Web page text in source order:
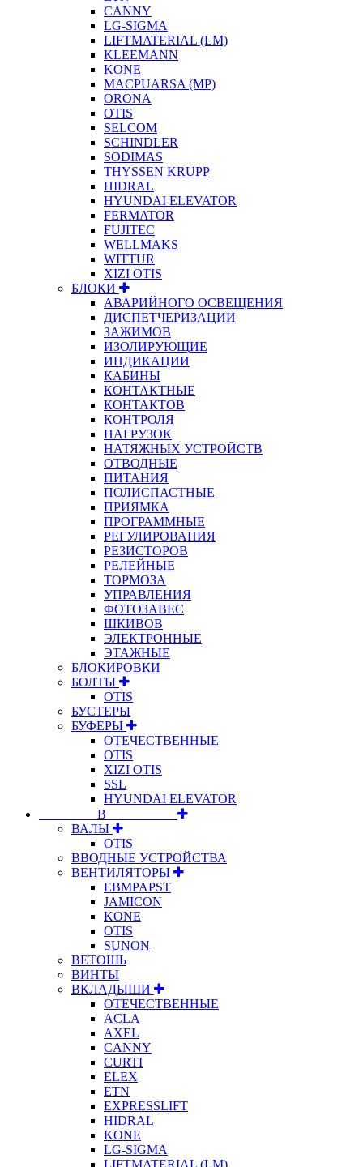
CANNY
LG-SIGMA
LIFTMATERIAL (LM)
KLEEMANN
KONE
MACPUARSA (MP)
ORONA
OTIS
SELCOM
SCHINDLER
SODIMAS
THYSSEN KRUPP
HIDRAL
HYUNDAI ELEVATOR
FERMATOR
FUJITEC
WELLMAKS
WITTUR
XIZI OTIS
БЛОКИ
АВАРИЙНОГО ОСВЕЩЕНИЯ
ДИСПЕТЧЕРИЗАЦИИ
ЗАЖИМОВ
ИЗОЛИРУЮЩИЕ
ИНДИКАЦИИ
КАБИНЫ
КОНТАКТНЫЕ
КОНТАКТОВ
КОНТРОЛЯ
НАГРУЗОК
НАТЯЖНЫХ УСТРОЙСТВ
ОТВОДНЫЕ
ПИТАНИЯ
ПОЛИСПАСТНЫЕ
ПРИЯМКА
ПРОГРАММНЫЕ
РЕГУЛИРОВАНИЯ
РЕЗИСТОРОВ
РЕЛЕЙНЫЕ
ТОРМОЗА
УПРАВЛЕНИЯ
ФОТОЗАВЕС
ШКИВОВ
ЭЛЕКТРОННЫЕ
ЭТАЖНЫЕ
БЛОКИРОВКИ
БОЛТЫ
OTIS
БУСТЕРЫ
БУФЕРЫ
ОТЕЧЕСТВЕННЫЕ
OTIS
XIZI OTIS
SSL
HYUNDAI ELEVATOR
⠀⠀⠀⠀⠀⠀В⠀⠀⠀⠀⠀⠀⠀
ВАЛЫ
OTIS
ВВОДНЫЕ УСТРОЙСТВА
ВЕНТИЛЯТОРЫ
EBMPAPST
JAMICON
KONE
OTIS
SUNON
ВЕТОШЬ
ВИНТЫ
ВКЛАДЫШИ
ОТЕЧЕСТВЕННЫЕ
ACLA
AXEL
CANNY
CURTI
ELEX
ETN
EXPRESSLIFT
HIDRAL
KONE
LG-SIGMA
LIFTMATERIAL (LM)